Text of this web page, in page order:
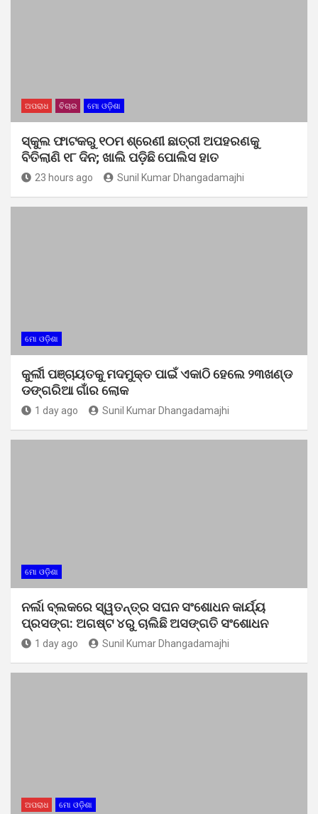
ଅପରାଧ ବିଚାର ମୋ ଓଡ଼ିଶା
ସ୍କୁଲ ଫାଟକରୁ ୧୦ମ ଶ୍ରେଣୀ ଛାତ୍ରୀ ଅପହରଣକୁ
ବିତିଲାଣି ୧୮ ଦିନ; ଖାଲି ପଡ଼ିଛି ପୋଲିସ ହାତ
23 hours ago Sunil Kumar Dhangadamajhi
ମୋ ଓଡ଼ିଶା
କୁର୍ଲୀ ପଞ୍ଚାୟତକୁ ମଦମୁକ୍ତ ପାଇଁ ଏକାଠି ହେଲେ ୨୩ଖଣ୍ଡ
ଡଙ୍ଗରିଆ ଗାଁର ଲୋକ
1 day ago Sunil Kumar Dhangadamajhi
ମୋ ଓଡ଼ିଶା
ନର୍ଲା ବ୍ଲକରେ ସ୍ୱତନ୍ତ୍ର ସଘନ ସଂଶୋଧନ କାର୍ଯ୍ୟ
ପ୍ରସଙ୍ଗ: ଅଗଷ୍ଟ ୪ରୁ ଚାଲିଛି ଅସଙ୍ଗତି ସଂଶୋଧନ
1 day ago Sunil Kumar Dhangadamajhi
ଅପରାଧ ମୋ ଓଡ଼ିଶା